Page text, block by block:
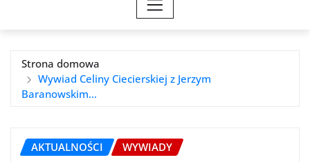
Strona domowa
Wywiad Celiny Ciecierskiej z Jerzym
Baranowskim…
AKTUALNOŚCI WYWIADY